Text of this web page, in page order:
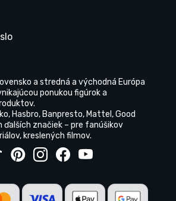
a stredná a východná Európa
ponukou figúrok a
Hasbro, Banpresto, Mattel, Good
ďalších značiek – pre fanúšikov
kreslených filmov.